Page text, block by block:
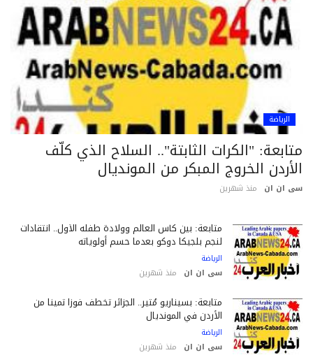
الرياضة
"الكرات الثابتة".. السلاح الذي كلّف
الخروج المبكر من المونديال
ان ان منذ شهرين
متابعة: بين كأس العالم وولادة طفله الأول.. انتقادات
لنجم بلجيكا دوكو بعدما حسم أولوياته
الرياضة
سى ان ان منذ شهرين
متابعة: بسيناريو مُثير.. الجزائر تخطف فوزاً ثميناً من
الأردن في المونديال
الرياضة
سى ان ان منذ شهرين